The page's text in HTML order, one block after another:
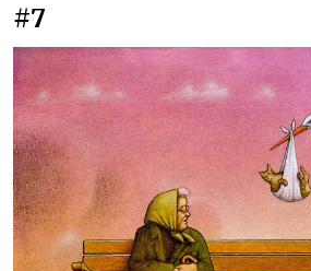
#7